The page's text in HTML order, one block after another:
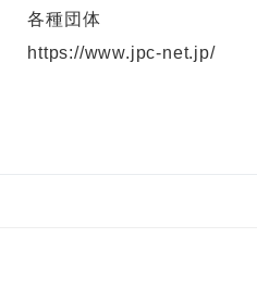
各種団体
https://www.jpc-net.jp/